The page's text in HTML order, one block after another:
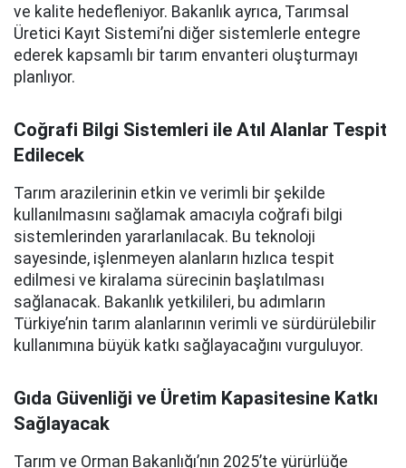
ve kalite hedefleniyor. Bakanlık ayrıca, Tarımsal
Üretici Kayıt Sistemi’ni diğer sistemlerle entegre
ederek kapsamlı bir tarım envanteri oluşturmayı
planlıyor.
Coğrafi Bilgi Sistemleri ile Atıl Alanlar Tespit
Edilecek
Tarım arazilerinin etkin ve verimli bir şekilde
kullanılmasını sağlamak amacıyla coğrafi bilgi
sistemlerinden yararlanılacak. Bu teknoloji
sayesinde, işlenmeyen alanların hızlıca tespit
edilmesi ve kiralama sürecinin başlatılması
sağlanacak. Bakanlık yetkilileri, bu adımların
Türkiye’nin tarım alanlarının verimli ve sürdürülebilir
kullanımına büyük katkı sağlayacağını vurguluyor.
Gıda Güvenliği ve Üretim Kapasitesine Katkı
Sağlayacak
Tarım ve Orman Bakanlığı’nın 2025’te yürürlüğe